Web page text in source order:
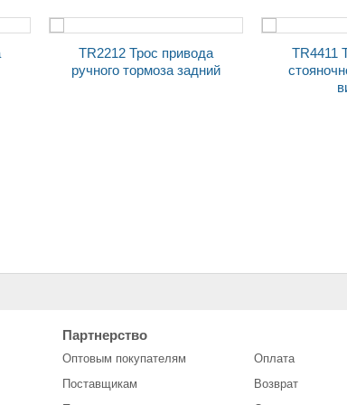
TR2212 Трос привода
ручного тормоза задний
TR4411 Трос привода
вида 21213 НИВА SOLINA
лев.
3709340-
Партнерство
Оптовым покупателям
Поставщикам
Оплата
Возврат